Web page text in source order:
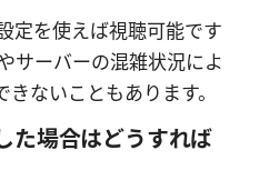
定を使えば視聴可能です
サーバーの混雑状況によ
ないこともあります。
た場合はどうすれば